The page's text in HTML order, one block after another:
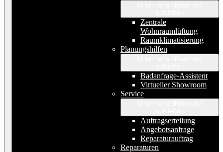
Zentrale
Wohnraumlüftung
Raumklimatisierung
Planungshilfen
Badanfrage-Assistent
Virtueller Showroom
Service
Auftragserteilung
Angebotsanfrage
Reparaturauftrag
Reparaturen